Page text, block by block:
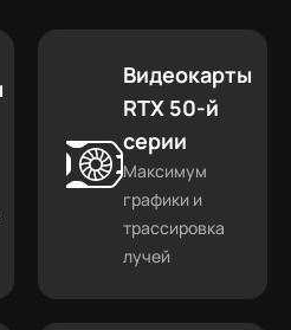
Видеокарты
RTX 50-й
серии
Максимум
графики и
трассировка
лучей